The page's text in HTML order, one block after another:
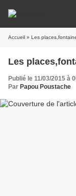
Accueil » Les
Les
Publié le 11/03/2015 à
Par Papou Poustache